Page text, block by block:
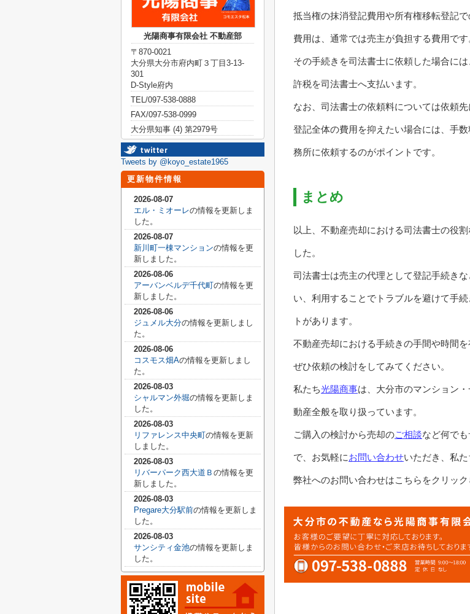
抵当権の抹消登記費用や所有権移転登記
費用は、通常では売主が負担する費用です
その手続きを司法書士に依頼した場合に
許税を司法書士へ支払います。
なお、司法書士の依頼料については依頼先
登記全体の費用を抑えたい場合には、手
務所に依頼するのがポイントです。
まとめ
以上、不動産売却における司法書士の役
した。
司法書士は売主の代理として登記手続き
い、利用することでトラブルを避けて手
トがあります。
不動産売却における手続きの手間や時間を
ぜひ依頼の検討をしてみてください。
私たち光陽商事は、大分市のマンション
動産全般を取り扱っています。
ご購入の検討から売却のご相談など何で
で、お気軽にお問い合わせいただき、私た
弊社へのお問い合わせはこちらをクリック
光陽商事有限会社 不動産部
〒870-0021
大分県大分市府内町３丁目3-13-
301
D-Style府内
TEL/097-538-0888
FAX/097-538-0999
大分県知事 (4) 第2979号
Tweets by @koyo_estate1965
更新物件情報
2026-08-07
エル・ミオーレの情報を更新しま
した。
2026-08-07
新川町一棟マンションの情報を更
新しました。
2026-08-06
アーバンベルデ千代町の情報を更
新しました。
2026-08-06
ジュメル大分の情報を更新しまし
た。
2026-08-06
コスモス畑Aの情報を更新しまし
た。
2026-08-03
シャルマン外堀の情報を更新しま
した。
2026-08-03
リファレンス中央町の情報を更新
しました。
2026-08-03
リバーパーク西大道Ｂ の情報を更
新しました。
2026-08-03
Pregare大分駅前の情報を更新しま
した。
2026-08-03
サンシティ金池の情報を更新しま
した。